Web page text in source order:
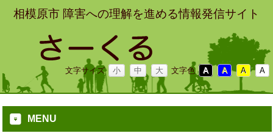
相模原市 障害への理解を進める情報発信サイト
文字サイズ 小 中 大 文字色 A A A A
MENU